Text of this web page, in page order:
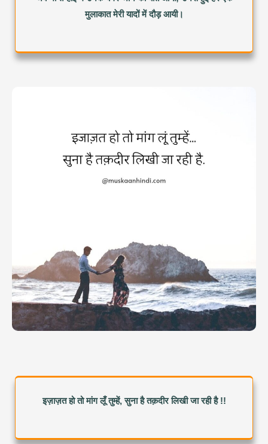
मुलाकात मेरी यादों में दौड़ आयी।
इज़ाज़त हो तो मांग लूँ तुम्हें, सुना है तक़दीर लिखी जा रही है !!